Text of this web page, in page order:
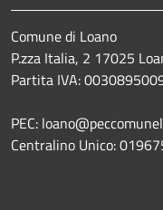
Comune di Loano
P.zza Italia, 2 17025
Partita IVA:
PEC:
Centralino Unico: